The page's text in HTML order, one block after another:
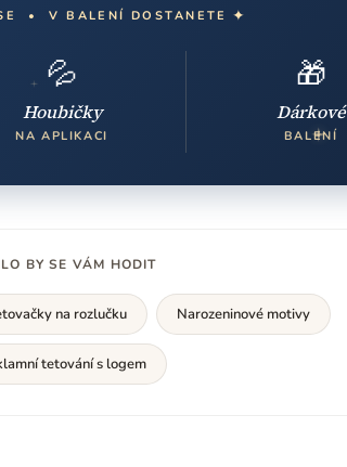
• V BALENÍ DOSTANETE ✦
💦
Houbičky
NA APLIKACI
🎁
Dárkové
BALENÍ
BY SE VÁM HODIT
na rozlučku Narozeninové motivy
tetování s logem